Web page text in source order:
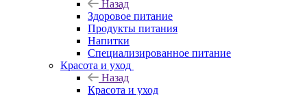
Назад
Здоровое питание
Продукты питания
Напитки
Специализированное питание
Красота и уход
Назад
Красота и уход